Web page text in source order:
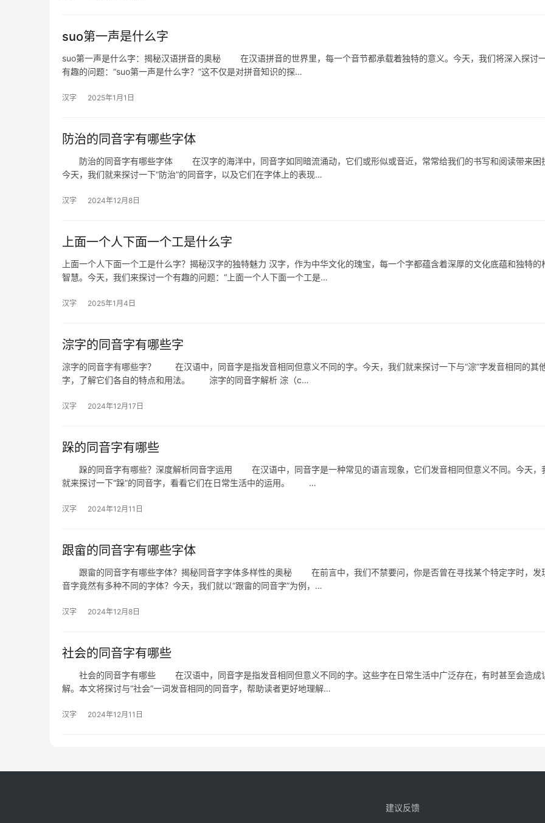
suo第一声是什么字
suo第一声是什么字：揭秘汉语拼音的奥秘 在汉语拼音的世界里，每一个音节都承载着独特的意义。今天，我们将深入探讨
有趣的问题：“suo第一声是什么字？”这不仅是对拼音知识的探…
汉字 2025年1月1日
防治的同音字有哪些字体
防治的同音字有哪些字体 在汉字的海洋中，同音字如同暗流涌动，它们或形似或音近，常常给我们的书写和阅读带来困
今天，我们就来探讨一下“防治”的同音字，以及它们在字体上的表现…
汉字 2024年12月8日
上面一个人下面一个工是什么字
上面一个人下面一个工是什么字？揭秘汉字的独特魅力 汉字，作为中华文化的瑰宝，每一个字都蕴含着深厚的文化底蕴和独特的
智慧。今天，我们来探讨一个有趣的问题：“上面一个人下面一个工是…
汉字 2025年1月4日
淙字的同音字有哪些字
淙字的同音字有哪些字？ 在汉语中，同音字是指发音相同但意义不同的字。今天，我们就来探讨一下与“淙”字发音相同的其
字，了解它们各自的特点和用法。 淙字的同音字解析 淙（c…
汉字 2024年12月17日
跺的同音字有哪些
跺的同音字有哪些？深度解析同音字运用 在汉语中，同音字是一种常见的语言现象，它们发音相同但意义不同。今天，
就来探讨一下“跺”的同音字，看看它们在日常生活中的运用。 …
汉字 2024年12月11日
跟畲的同音字有哪些字体
跟畲的同音字有哪些字体？揭秘同音字字体多样性的奥秘 在前言中，我们不禁要问，你是否曾在寻找某个特定字时，发
音字竟然有多种不同的字体？今天，我们就以“跟畲的同音字”为例，…
汉字 2024年12月8日
社会的同音字有哪些
社会的同音字有哪些 在汉语中，同音字是指发音相同但意义不同的字。这些字在日常生活中广泛存在，有时甚至会造成
解。本文将探讨与“社会”一词发音相同的同音字，帮助读者更好地理解…
汉字 2024年12月11日
建议反馈